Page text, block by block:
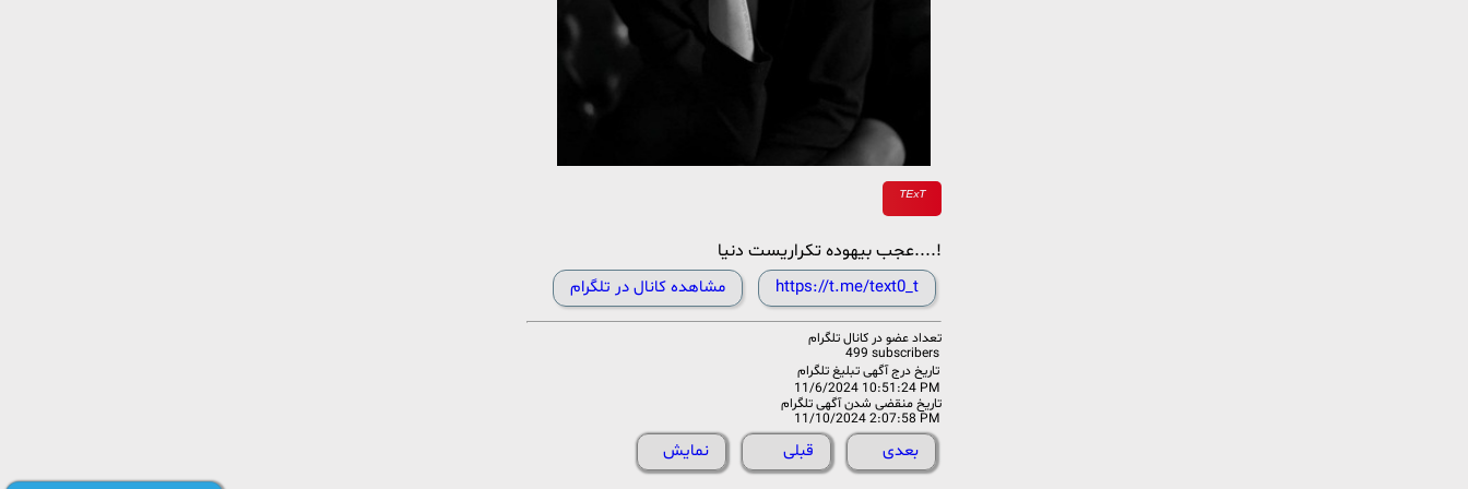
ᵀᴱˣᵀ
عجب بیهوده تکراریست دنیا....!
مشاهده کانال در تلگرام https://t.me/text0_t
تعداد عضو در کانال تلگرام
499 subscribers
تاریخ درج آگهی تبلیغ تلگرام
11/6/2024 10:51:24 PM
تاریخ منقضی شدن آگهی تلگرام
11/10/2024 2:07:58 PM
نمایش قبلی بعدی